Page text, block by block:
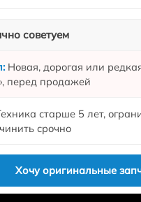
советуем
Новая, дорогая или
перед продажей
старше 5 лет,
срочно
Хочу оригинальные